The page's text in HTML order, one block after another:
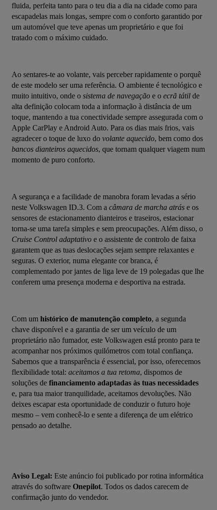
fluida, perfeita tanto para o teu dia a dia na cidade como para
escapadelas mais longas, sempre com o conforto garantido por
um automóvel que teve apenas um proprietário e que foi
tratado com o máximo cuidado.
Ao sentares-te ao volante, vais perceber rapidamente o porquê
de este modelo ser uma referência. O ambiente é tecnológico e
muito intuitivo, onde o sistema de navegação e o ecrã tátil de
alta definição colocam toda a informação à distância de um
toque, mantendo a tua conectividade sempre assegurada com o
Apple CarPlay e Android Auto. Para os dias mais frios, vais
agradecer o toque de luxo do volante aquecido
bancos dianteiros aquecidos, que tornam qualquer viagem num
momento de puro conforto.
A segurança e a facilidade de manobra foram levadas a sério
neste Volkswagen ID.3. Com a câmara de marcha atrás e os
sensores de estacionamento dianteiros e traseiros, estacionar
Cruise Control adaptativo e o assistente de controlo de faixa
garantem que as tuas deslocações sejam sempre relaxantes e
seguras. O exterior, numa elegante cor branca, é
complementado por jantes de liga leve de 19 polegadas que lhe
conferem uma presença moderna e desportiva na estrada.
Com um histórico de manutenção completo, a segunda
chave disponível e a garantia de ser um veículo de um
proprietário não fumador, este Volkswagen está pronto para te
acompanhar nos próximos quilómetros com total confiança.
Sabemos que a transparência é essencial, por isso, oferecemos
flexibilidade total: aceitamos a tua retoma, dispomos de
soluções de financiamento adaptadas às tuas necessidades
e, para tua maior tranquilidade, aceitamos devoluções. Não
deixes escapar esta oportunidade de conduzir o futuro hoje
mesmo – vem conhecê-lo e sente a diferença de um elétrico
pensado ao detalhe.
Aviso Legal: Este anúncio foi publicado por rotina informática
através do software Onepilot. Todos os dados carecem de
confirmação junto do vendedor.